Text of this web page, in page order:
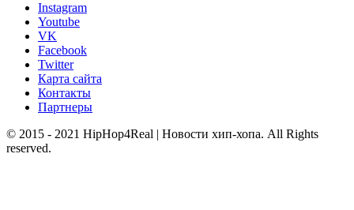
Instagram
Youtube
VK
Facebook
Twitter
Карта сайта
Контакты
Партнеры
© 2015 - 2021 HipHop4Real | Новости хип-хопа. All Rights
reserved.